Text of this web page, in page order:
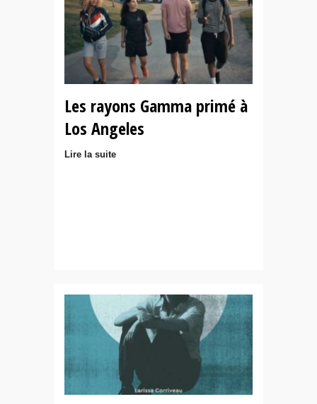
Les rayons Gamma primé à
Los Angeles
Lire la suite